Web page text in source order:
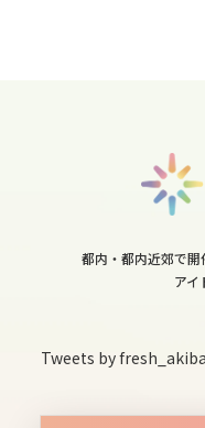
13
14
都内・都内近郊で
アイ
Tweets by fresh_akiba